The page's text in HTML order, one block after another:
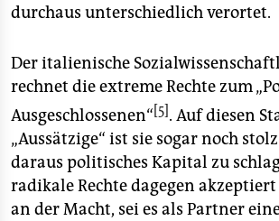
durchaus unterschiedlich verortet.
Der italienische
rechnet die extreme Rechte zum
Ausgeschlossenen“[5]. Auf diesen
„Aussätzige“ ist sie sogar noch
daraus politisches Kapital zu
radikale Rechte dagegen
an der Macht, sei es als Partner